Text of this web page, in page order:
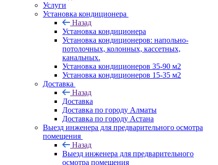
Услуги
Установка кондиционера
Назад
Установка кондиционера
Установка кондиционеров: напольно-
потолочных, колонных, кассетных,
канальных.
Установка кондиционеров 35-90 м2
Установка кондиционеров 15-35 м2
Доставка
Назад
Доставка
Доставка по городу Алматы
Доставка по городу Астана
Выезд инженера для предварительного осмотра
помещения
Назад
Выезд инженера для предварительного
осмотра помещения